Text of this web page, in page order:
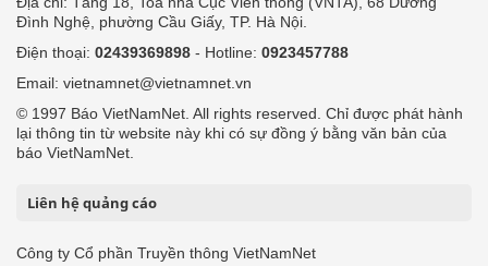
Đình Nghệ, phường Cầu Giấy, TP. Hà Nội.
Điện thoại: 02439369898 - Hotline: 0923457788
Email: vietnamnet@vietnamnet.vn
© 1997 Báo VietNamNet. All rights reserved. Chỉ được phát hành
lại thông tin từ website này khi có sự đồng ý bằng văn bản của
báo VietNamNet.
Liên hệ quảng cáo
Công ty Cổ phần Truyền thông VietNamNet